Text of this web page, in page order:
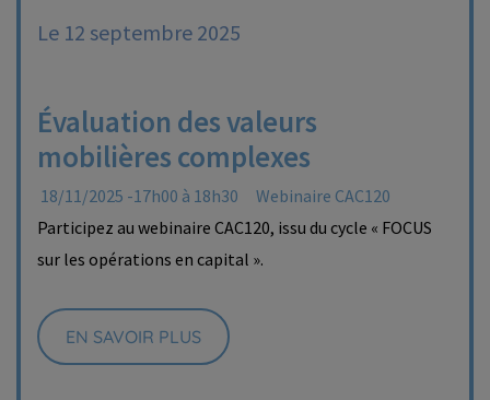
Le 12 septembre 2025
Évaluation des valeurs
mobilières complexes
18/11/2025 -17h00 à 18h30
Webinaire CAC120
Participez au webinaire CAC120, issu du cycle « FOCUS
sur les opérations en capital ».
EN SAVOIR PLUS